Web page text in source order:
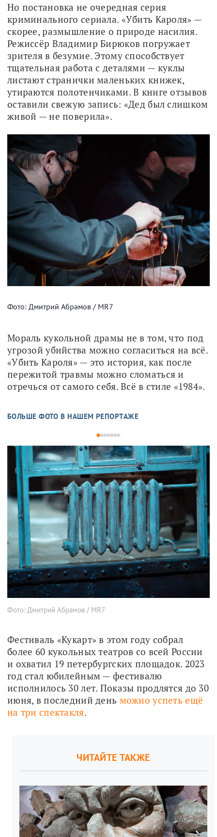
Но постановка не очередная серия
криминального сериала. «Убить Кароля» —
скорее, размышление о природе насилия.
Режиссёр Владимир Бирюков погружает
зрителя в безумие. Этому способствует
тщательная работа с деталями — куклы
листают странички маленьких книжек,
утираются полотенчиками. В книге отзывов
оставили свежую запись: «Дед был слишком
живой — не поверила».
Фото: Дмитрий Абрамов / MR7
Мораль кукольной драмы не в том, что под
угрозой убийства можно согласиться на всё.
«Убить Кароля» — это история, как после
пережитой травмы можно сломаться и
отречься от самого себя. Всё в стиле «1984».
БОЛЬШЕ ФОТО В НАШЕМ РЕПОРТАЖЕ
1234567
Фото: Дмитрий Абрамов / MR7
Фестиваль «Кукарт» в этом году собрал
более 60 кукольных театров со всей России
и охватил 19 петербургских площадок. 2023
год стал юбилейным — фестивалю
исполнилось 30 лет. Показы продлятся до 30
июня, в последний день можно успеть ещё
на три спектакля.
ЧИТАЙТЕ ТАКЖЕ